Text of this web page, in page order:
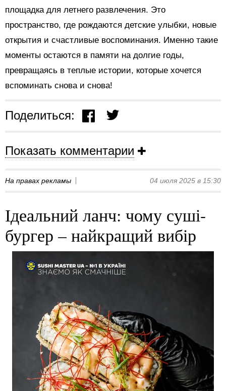
площадка для летнего развлечения. Это
пространство, где рождаются детские улыбки, новые
открытия и счастливые воспоминания. Именно такие
моменты остаются в памяти на долгие годы,
превращаясь в теплые истории, которые хочется
вспоминать снова и снова!
Поделиться:
Показать комментарии
На правах рекламы 04 июля 2025 в 15:30
Ідеальний ланч: чому суші-
бургер – найкращий вибір